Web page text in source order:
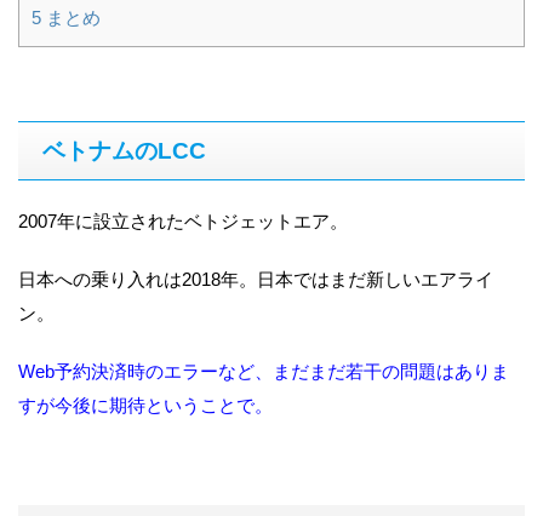
5 まとめ
ベトナムのLCC
2007年に設立されたベトジェットエア。
日本への乗り入れは2018年。日本ではまだ新しいエアライ
ン。
Web予約決済時のエラーなど、まだまだ若干の問題はありま
すが今後に期待ということで。